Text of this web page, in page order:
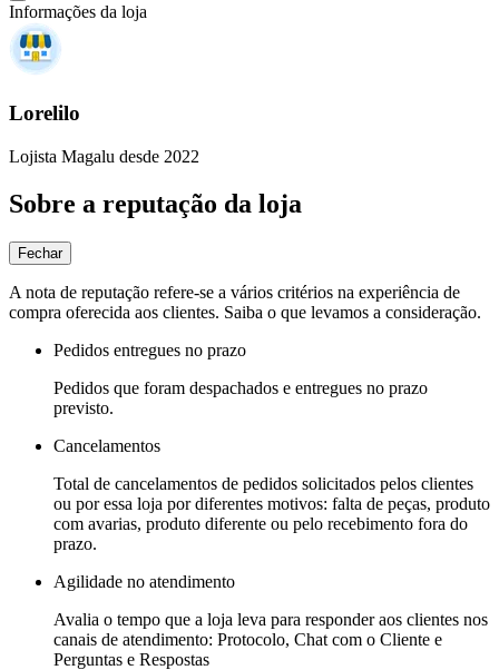
Informações da loja
Lorelilo
Lojista Magalu desde 2022
Sobre a reputação da loja
Fechar
A nota de reputação refere-se a vários critérios na experiência de
compra oferecida aos clientes. Saiba o que levamos a consideração.
Pedidos entregues no prazo
Pedidos que foram despachados e entregues no prazo
previsto.
Cancelamentos
Total de cancelamentos de pedidos solicitados pelos clientes
ou por essa loja por diferentes motivos: falta de peças, produto
com avarias, produto diferente ou pelo recebimento fora do
prazo.
Agilidade no atendimento
Avalia o tempo que a loja leva para responder aos clientes nos
canais de atendimento: Protocolo, Chat com o Cliente e
Perguntas e Respostas